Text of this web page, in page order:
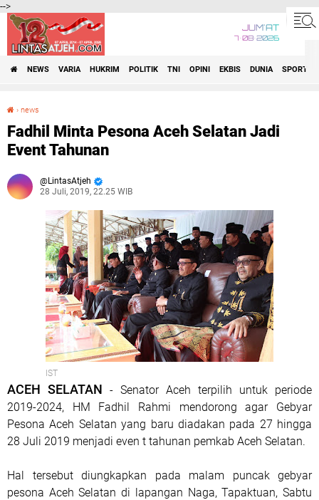
-->
JUM'AT
7•08•2026
NEWS VARIA HUKRIM POLITIK TNI OPINI EKBIS DUNIA SPORT
› news
Fadhil Minta Pesona Aceh Selatan Jadi
Event Tahunan
LintasAtjeh
28 Juli, 2019, 22.25 WIB
IST
ACEH SELATAN - Senator Aceh terpilih untuk periode
2019-2024, HM Fadhil Rahmi mendorong agar Gebyar
Pesona Aceh Selatan yang baru diadakan pada 27 hingga
28 Juli 2019 menjadi even t tahunan pemkab Aceh Selatan.
Hal tersebut diungkapkan pada malam puncak gebyar
pesona Aceh Selatan di lapangan Naga, Tapaktuan, Sabtu